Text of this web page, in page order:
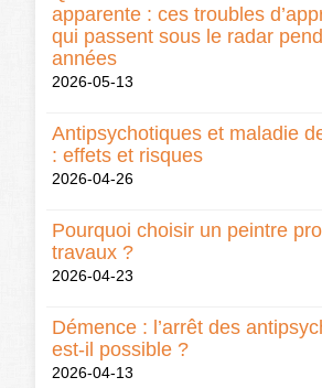
apparente : ces troubles
qui passent sous le radar
années
2026-05-13
Antipsychotiques et maladie
: effets et risques
2026-04-26
Pourquoi choisir un peintre
travaux ?
2026-04-23
Démence : l’arrêt des
est-il possible ?
2026-04-13